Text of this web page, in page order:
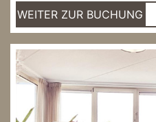
WEITER ZUR BUCHUNG